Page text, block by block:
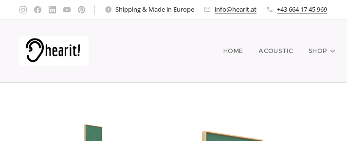
Shipping & Made in Europe info@hearit.at +43 664 17 45 969
HOME ACOUSTIC SHOP